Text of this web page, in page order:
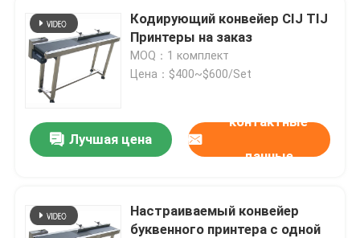
Контроль качества
Свяжитесь с нами
Новости
Случаи
Кодирующий конвейер CIJ TIJ
Принтеры на заказ
MOQ：1 комплект
Цена：$400~$600/Set
Лучшая цена
контактные
данные
Настраиваемый конвейер
буквенного принтера с одной